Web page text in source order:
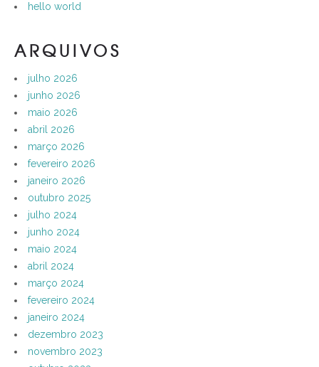
hello world
ARQUIVOS
julho 2026
junho 2026
maio 2026
abril 2026
março 2026
fevereiro 2026
janeiro 2026
outubro 2025
julho 2024
junho 2024
maio 2024
abril 2024
março 2024
fevereiro 2024
janeiro 2024
dezembro 2023
novembro 2023